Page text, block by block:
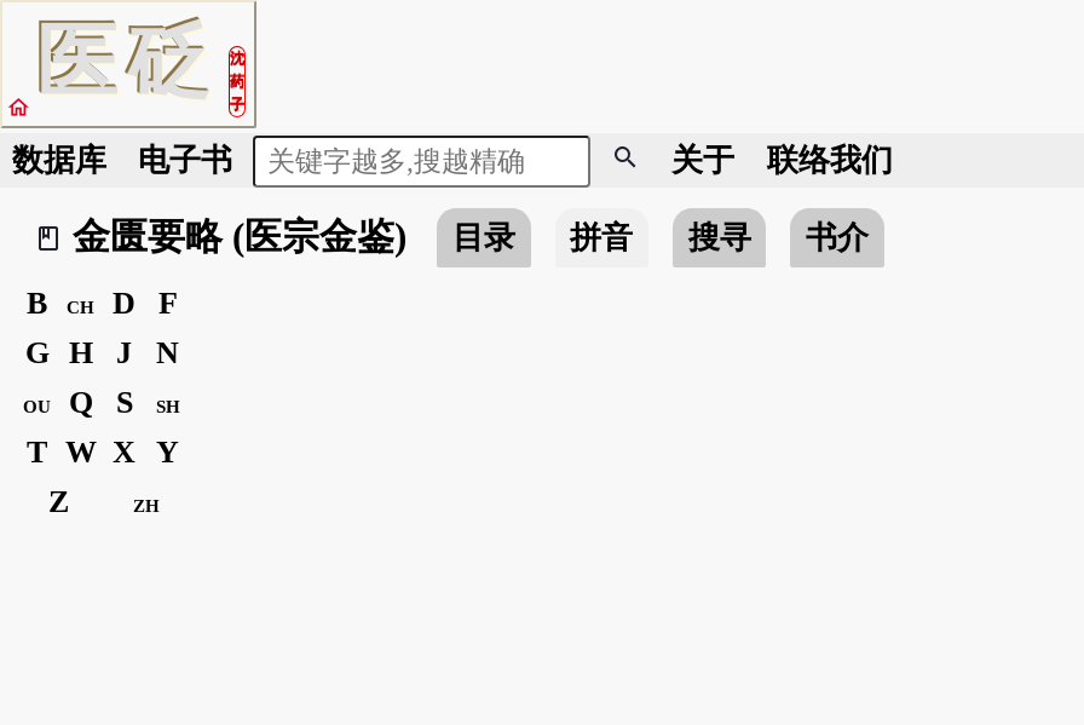
医砭
沈
药
子
home
数据库 电子书 search 关于 联络我们
book_2
金匮要略 (医宗金鉴) 目录 拼音 搜寻
书介
B
CH D
F
G H J N
OU Q S SH
T W X Y
Z
ZH